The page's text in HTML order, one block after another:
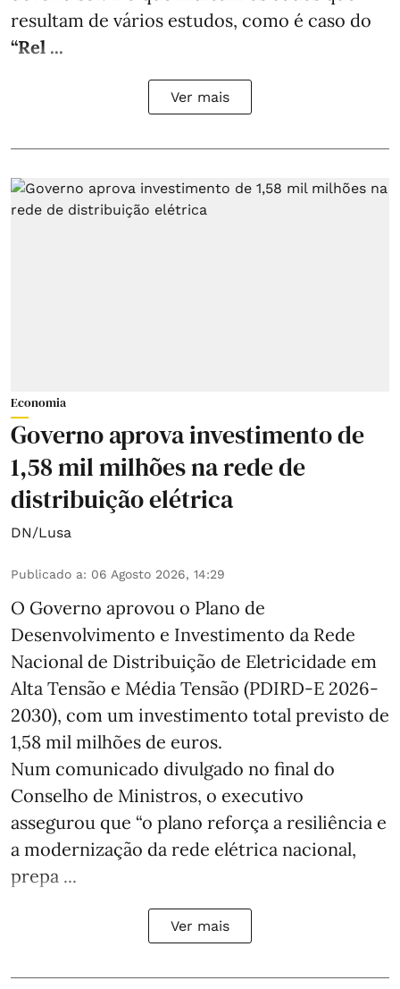
resultam de vários estudos, como é caso do
“Rel ...
Ver mais
Economia
Governo aprova investimento de
1,58 mil milhões na rede de
distribuição elétrica
DN/Lusa
Publicado a: 06 Agosto 2026, 14:29
O Governo aprovou o Plano de
Desenvolvimento e Investimento da Rede
Nacional de Distribuição de Eletricidade em
Alta Tensão e Média Tensão (PDIRD-E 2026-
2030), com um investimento total previsto de
1,58 mil milhões de euros.
Num comunicado divulgado no final do
Conselho de Ministros, o executivo
assegurou que “o plano reforça a resiliência e
a modernização da rede elétrica nacional,
prepa ...
Ver mais